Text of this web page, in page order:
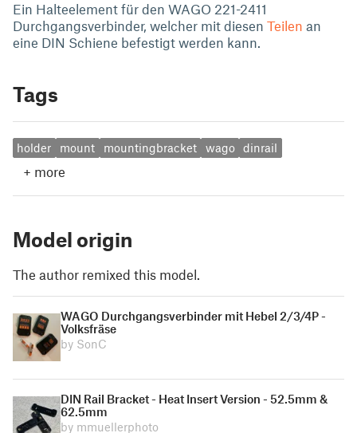
Ein Halteelement für den WAGO 221-2411
Durchgangsverbinder, welcher mit diesen Teilen an
eine DIN Schiene befestigt werden kann.
Tags
holder mount mountingbracket wago dinrail
+ more
Model origin
The author remixed this model.
WAGO Durchgangsverbinder mit Hebel 2/3/4P -
Volksfräse
by SonC
DIN Rail Bracket - Heat Insert Version - 52.5mm &
62.5mm
by mmuellerphoto